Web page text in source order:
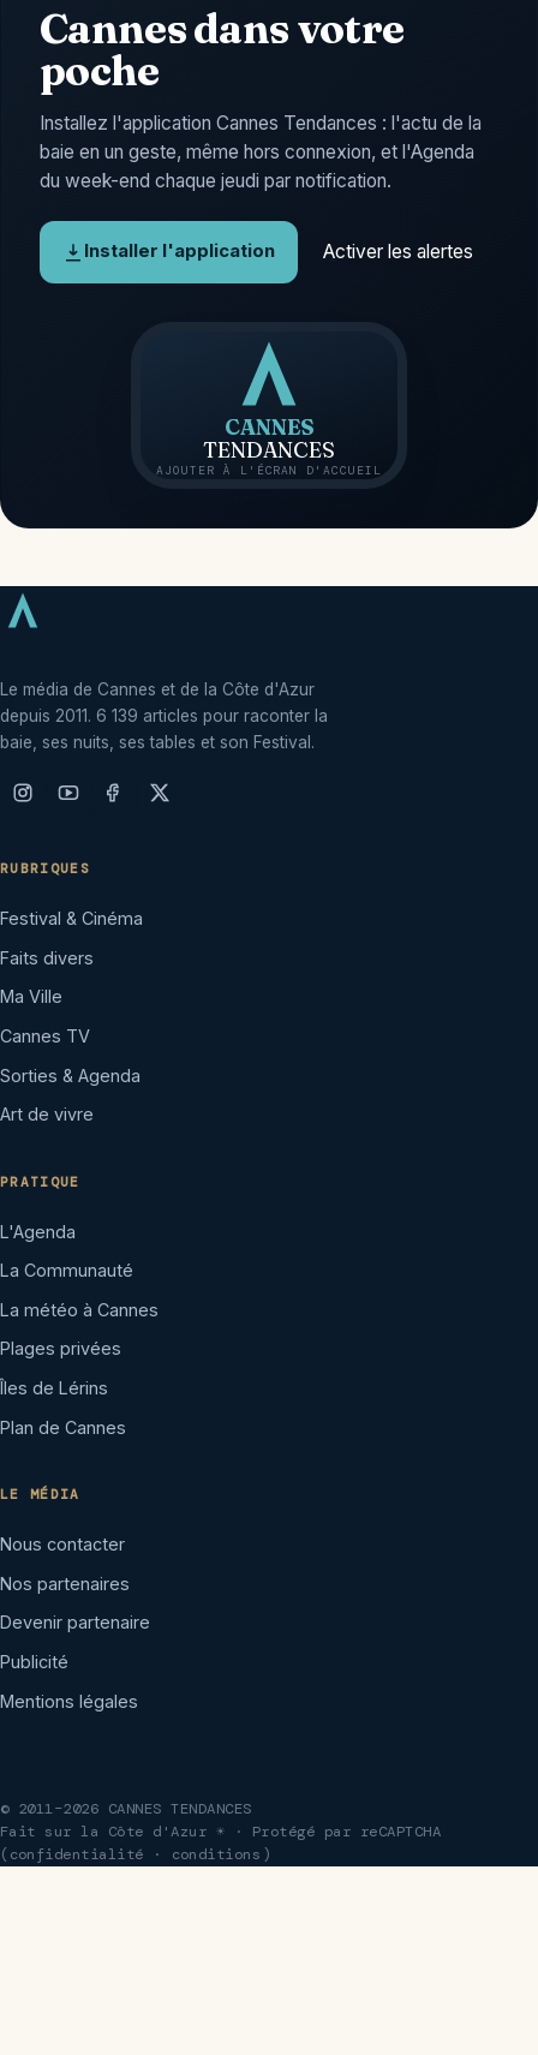
Cannes dans votre
poche
Installez l'application Cannes Tendances : l'actu de la
baie en un geste, même hors connexion, et l'Agenda
du week-end chaque jeudi par notification.
Installer l'application Activer les alertes
CANNES
TENDANCES
AJOUTER À L'ÉCRAN D'ACCUEIL
Le média de Cannes et de la Côte d'Azur
depuis 2011. 6 139 articles pour raconter la
baie, ses nuits, ses tables et son Festival.
RUBRIQUES
Festival & Cinéma
Faits divers
Ma Ville
Cannes TV
Sorties & Agenda
Art de vivre
PRATIQUE
L'Agenda
La Communauté
La météo à Cannes
Plages privées
Îles de Lérins
Plan de Cannes
LE MÉDIA
Nous contacter
Nos partenaires
Devenir partenaire
Publicité
Mentions légales
© 2011–2026 CANNES TENDANCES
Fait sur la Côte d'Azur ☀ · Protégé par reCAPTCHA
( confidentialité · conditions )